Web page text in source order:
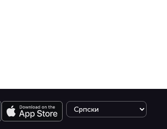
Select language